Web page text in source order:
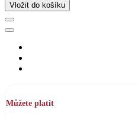
Vložit do košíku
Můžete platit